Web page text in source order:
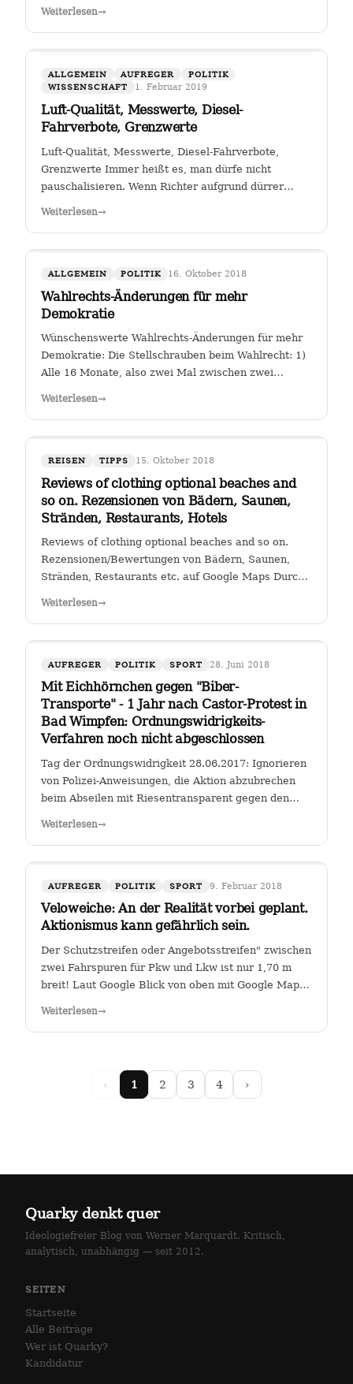
Weiterlesen→
ALLGEMEIN AUFREGER
POLITIK
WISSENSCHAFT
1. Februar 2019
Luft-Qualität, Messwerte, Diesel-
Fahrverbote, Grenzwerte
Luft-Qualität, Messwerte, Diesel-Fahrverbote,
Grenzwerte Immer heißt es, man dürfe nicht
pauschalisieren. Wenn Richter aufgrund dürrer
Weiterlesen→
ALLGEMEIN POLITIK 16. Oktober 2018
Wahlrechts-Änderungen für mehr
Demokratie
Wünschenswerte Wahlrechts-Änderungen für mehr
Demokratie: Die Stellschrauben beim Wahlrecht: 1)
Alle 16 Monate, also zwei Mal zwischen zwei
Weiterlesen→
REISEN TIPPS 15. Oktober 2018
Reviews of clothing optional beaches and
so on. Rezensionen von Bädern, Saunen,
Stränden, Restaurants, Hotels
Reviews of clothing optional beaches and so on.
Rezensionen/Bewertungen von Bädern, Saunen,
Stränden, Restaurants etc. auf Google Maps Durch
Weiterlesen→
AUFREGER POLITIK SPORT 28. Juni 2018
Mit Eichhörnchen gegen "Biber-
Transporte" - 1 Jahr nach Castor-Protest in
Bad Wimpfen: Ordnungswidrigkeits-
Verfahren noch nicht abgeschlossen
Tag der Ordnungswidrigkeit 28.06.2017: Ignorieren
von Polizei-Anweisungen, die Aktion abzubrechen
beim Abseilen mit Riesentransparent gegen den
Weiterlesen→
AUFREGER POLITIK SPORT 9. Februar 2018
Veloweiche: An der Realität vorbei geplant.
Aktionismus kann gefährlich sein.
Der Schutzstreifen oder Angebotsstreifen" zwischen
zwei Fahrspuren für Pkw und Lkw ist nur 1,70 m
breit! Laut Google Blick von oben mit Google Maps
Weiterlesen→
‹ 1 2 3 4 ›
Quarky denkt quer
Ideologiefreier Blog von Werner Marquardt. Kritisch,
analytisch, unabhängig — seit 2012.
SEITEN
Startseite
Alle Beiträge
Wer ist Quarky?
Kandidatur